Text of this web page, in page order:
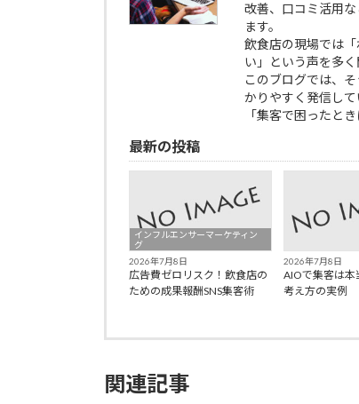
改善、口コミ活用
ます。
飲食店の現場では
い」という声を多く
このブログでは、
かりやすく発信して
「集客で困ったと
最新の投稿
インフルエンサーマーケティン
グ
2026年7月8日
広告費ゼロリスク！飲食店の
ための成果報酬SNS集客術
2026年7月8日
AIOで集客は本
考え方の実例
関連記事